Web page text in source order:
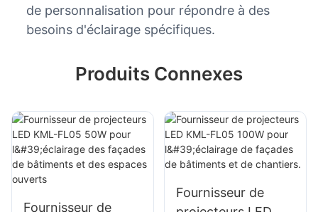
de personnalisation pour répondre à des
besoins d'éclairage spécifiques.
Produits Connexes
Fournisseur de
Fournisseur de